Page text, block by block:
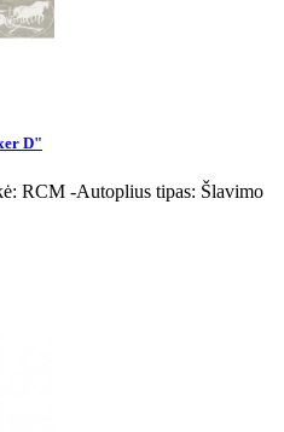
D"
RCM -Autoplius tipas: Šlavimo